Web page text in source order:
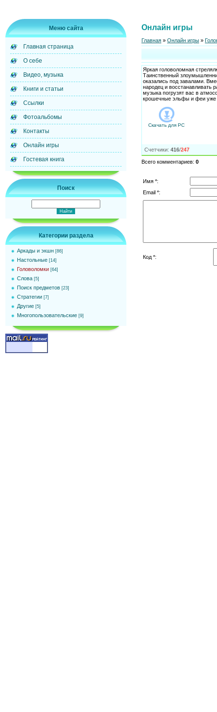
Меню сайта
Главная страница
О себе
Видео, музыка
Книги и статьи
Ссылки
Фотоальбомы
Контакты
Онлайн игры
Гостевая книга
Поиск
Категории раздела
Аркады и экшн [86]
Настольные [14]
Головоломки [64]
Слова [5]
Поиск предметов [23]
Стратегии [7]
Другие [5]
Многопользовательские [9]
Онлайн игры
Главная » Онлайн игры »
Яркая головоломная
Таинственный
оказались под завалами.
народец и восстанавливать
музыка погрузят вас в
крошечные эльфы и феи уже
Скачать для PC
Счетчики: 416/247
Всего комментариев: 0
Имя *:
Email *:
Код *: